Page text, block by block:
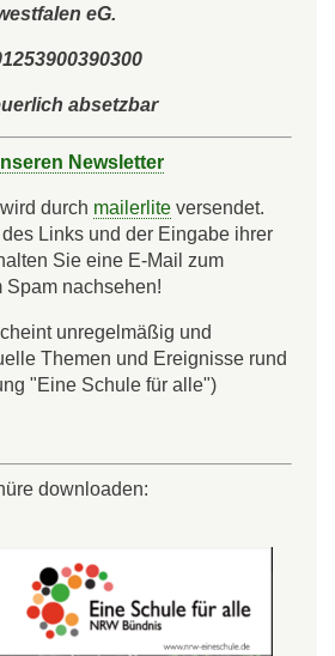
eG.
absetzbar
Newsletter
durch mailerlite versendet.
Links und der Eingabe ihrer
Sie eine E-Mail zum
Spam nachsehen!
unregelmäßig und
Themen und Ereignisse rund
"Eine Schule für alle")
downloaden: